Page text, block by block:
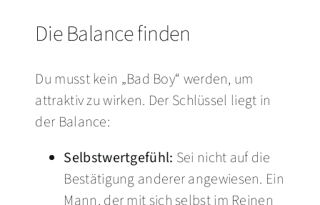
Die Balance finden
Du musst kein „Bad Boy“ werden, um
attraktiv zu wirken. Der Schlüssel liegt in
der Balance:
Selbstwertgefühl: Sei nicht auf die
Bestätigung anderer angewiesen. Ein
Mann, der mit sich selbst im Reinen